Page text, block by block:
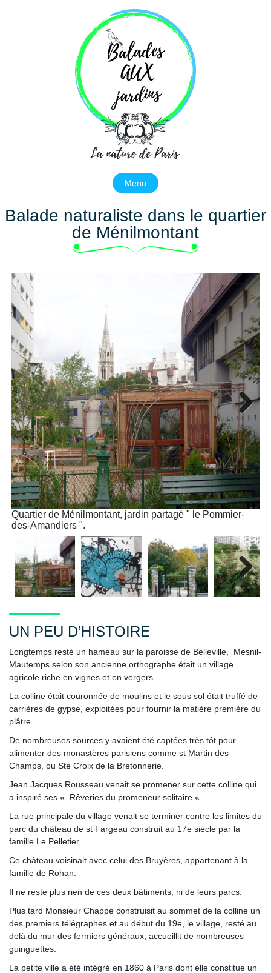
Menu
Balade naturaliste dans le quartier
de Ménilmontant
Quartier de Ménilmontant, jardin partagé " le Pommier-
des-Amandiers ".
Next
Next
UN PEU D’HISTOIRE
Longtemps resté un hameau sur la paroisse de Belleville, Mesnil-
Mautemps selon son ancienne orthographe était un village
agricole riche en vignes et en vergers.
La colline était couronnée de moulins et le sous sol était truffé de
carrières de gypse, exploitées pour fournir la matière première du
plâtre.
De nombreuses sources y avaient été captées très tôt pour
alimenter des monastères parisiens comme st Martin des
Champs, ou Ste Croix de la Bretonnerie.
Jean Jacques Rousseau venait se promener sur cette colline qui
a inspiré ses « Rêveries du promeneur solitaire « .
La rue principale du village venait se terminer contre les limites du
parc du château de st Fargeau construit au 17e siècle par la
famille Le Pelletier.
Ce château voisinait avec celui des Bruyères, appartenant à la
famille de Rohan.
Il ne reste plus rien de ces deux bâtiments, ni de leurs parcs.
Plus tard Monsieur Chappe construisit au sommet de la colline un
des premiers télégraphes et au début du 19e, le village, resté au
delà du mur des fermiers généraux, accueillit de nombreuses
guinguettes.
La petite ville a été intégré en 1860 à Paris dont elle constitue un